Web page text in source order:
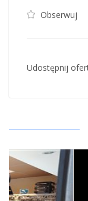
Obserwuj
Udostępnij